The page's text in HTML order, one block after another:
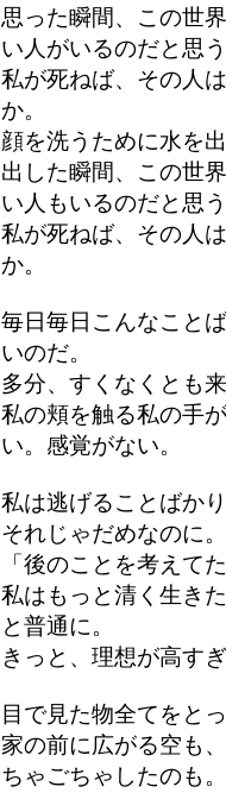
思った瞬間、この世
い人がいるのだと思
私が死ねば、その人
か。
顔を洗うために水を
出した瞬間、この世
い人もいるのだと思
私が死ねば、その人
か。
毎日毎日こんなこと
いのだ。
多分、すくなくとも
私の頬を触る私の手
い。感覚がない。
私は逃げることばか
それじゃだめなのに。
「後のことを考えて
私はもっと清く生き
と普通に。
きっと、理想が高す
目で見た物全てをと
家の前に広がる空も
ちゃごちゃしたのも。